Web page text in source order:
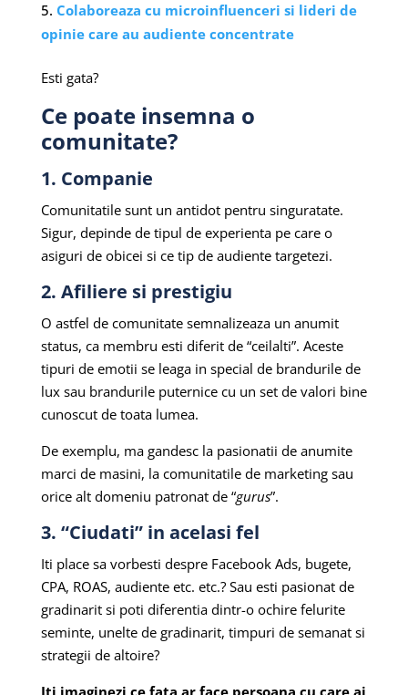
Colaboreaza cu microinfluenceri si lideri de
opinie care au audiente concentrate
Esti gata?
Ce poate insemna o
comunitate?
1. Companie
Comunitatile sunt un antidot pentru singuratate.
Sigur, depinde de tipul de experienta pe care o
asiguri de obicei si ce tip de audiente targetezi.
2. Afiliere si prestigiu
O astfel de comunitate semnalizeaza un anumit
status, ca membru esti diferit de “ceilalti”. Aceste
tipuri de emotii se leaga in special de brandurile de
lux sau brandurile puternice cu un set de valori bine
cunoscut de toata lumea.
De exemplu, ma gandesc la pasionatii de anumite
marci de masini, la comunitatile de marketing sau
orice alt domeniu patronat de “gurus”.
3. “Ciudati” in acelasi fel
Iti place sa vorbesti despre Facebook Ads, bugete,
CPA, ROAS, audiente etc. etc.? Sau esti pasionat de
gradinarit si poti diferentia dintr-o ochire felurite
seminte, unelte de gradinarit, timpuri de semanat si
strategii de altoire?